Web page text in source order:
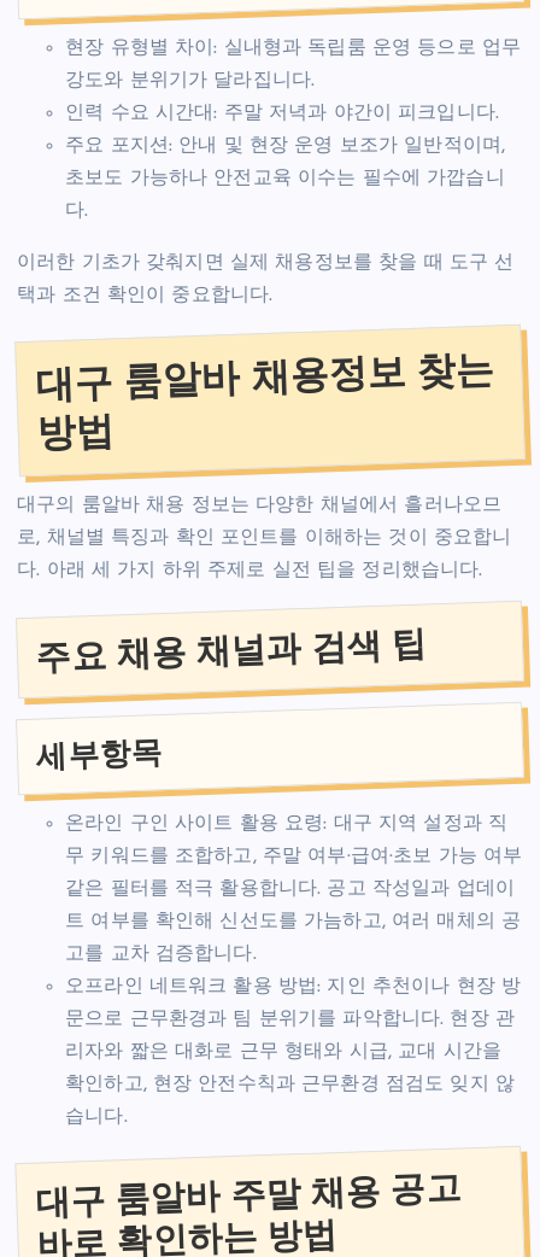
현장 유형별 차이: 실내형과 독립룸 운영 등으로 업무
강도와 분위기가 달라집니다.
인력 수요 시간대: 주말 저녁과 야간이 피크입니다.
주요 포지션: 안내 및 현장 운영 보조가 일반적이며,
초보도 가능하나 안전교육 이수는 필수에 가깝습니
다.
이러한 기초가 갖춰지면 실제 채용정보를 찾을 때 도구 선
택과 조건 확인이 중요합니다.
대구 룸알바 채용정보 찾는
방법
대구의 룸알바 채용 정보는 다양한 채널에서 흘러나오므
로, 채널별 특징과 확인 포인트를 이해하는 것이 중요합니
다. 아래 세 가지 하위 주제로 실전 팁을 정리했습니다.
주요 채용 채널과 검색 팁
세부항목
온라인 구인 사이트 활용 요령: 대구 지역 설정과 직
무 키워드를 조합하고, 주말 여부·급여·초보 가능 여부
같은 필터를 적극 활용합니다. 공고 작성일과 업데이
트 여부를 확인해 신선도를 가늠하고, 여러 매체의 공
고를 교차 검증합니다.
오프라인 네트워크 활용 방법: 지인 추천이나 현장 방
문으로 근무환경과 팀 분위기를 파악합니다. 현장 관
리자와 짧은 대화로 근무 형태와 시급, 교대 시간을
확인하고, 현장 안전수칙과 근무환경 점검도 잊지 않
습니다.
대구 룸알바 주말 채용 공고
바로 확인하는 방법